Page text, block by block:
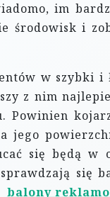
im
środowisk i
w szybki i
z nim
Powinien
jego
się będą w
się
balony